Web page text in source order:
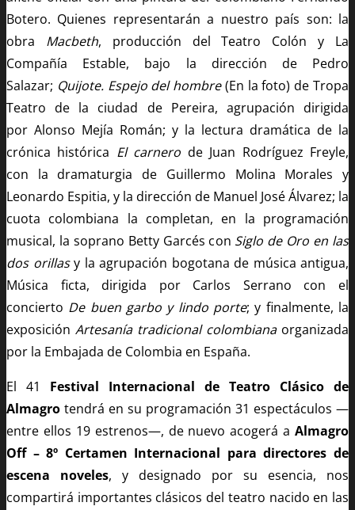
Botero. Quienes representarán a nuestro país son: la
obra Macbeth, producción del Teatro Colón y La
Compañía Estable, bajo la dirección de Pedro
Salazar; Quijote. Espejo del hombre(En la foto) de Tropa
Teatro de la ciudad de Pereira, agrupación dirigida
por Alonso Mejía Román; y la lectura dramática de la
crónica histórica El carnero de Juan Rodríguez Freyle,
con la dramaturgia de Guillermo Molina Morales y
Leonardo Espitia, y la dirección de Manuel José Álvarez; la
cuota colombiana la completan, en la programación
musical, la soprano Betty Garcés con Siglo de Oro en las
dos orillasy la agrupación bogotana de música antigua,
Música ficta, dirigida por Carlos Serrano con el
concierto De buen garbo y lindo porte; y finalmente, la
exposición Artesanía tradicional colombianaorganizada
por la Embajada de Colombia en España.
El 41 Festival Internacional de Teatro Clásico de
Almagro tendrá en su programación 31 espectáculos —
entre ellos 19 estrenos—, de nuevo acogerá a Almagro
Off – 8º Certamen Internacional para directores de
escena noveles, y designado por su esencia, nos
compartirá importantes clásicos del teatro nacido en las